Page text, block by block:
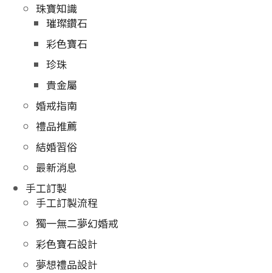
珠寶知識
璀璨鑽石
彩色寶石
珍珠
貴金屬
婚戒指南
禮品推薦
結婚習俗
最新消息
手工訂製
手工訂製流程
獨一無二夢幻婚戒
彩色寶石設計
夢想禮品設計